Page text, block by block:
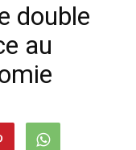
double
au